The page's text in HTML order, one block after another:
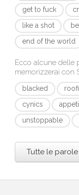
get to fuck
like a shot
end of the world
Ecco alcune delle
memorizzerai con
blacked
cynics
unstoppable
Tutte le